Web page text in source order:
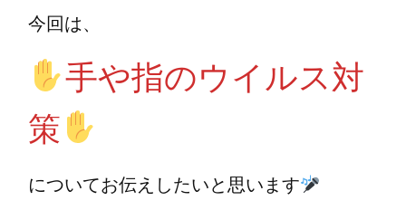
今回は、
手や指のウイルス対
策
についてお伝えしたいと思います